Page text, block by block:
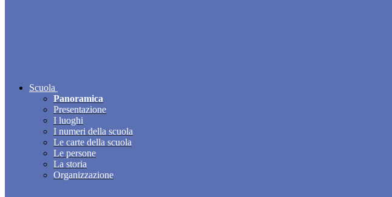
Scuola
Panoramica
Presentazione
I luoghi
I numeri della scuola
Le carte della scuola
Le persone
La storia
Organizzazione